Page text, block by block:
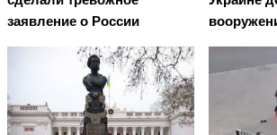
заявление о России